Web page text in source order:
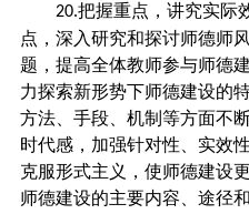
20.把握重点，讲究实际
点，深入研究和探讨师德师
题，提高全体教师参与师德
力探索新形势下师德建设的
方法、手段、机制等方面不
时代感，加强针对性、实效
克服形式主义，使师德建设
师德建设的主要内容、途径